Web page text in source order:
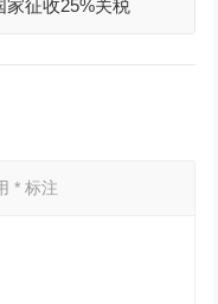
家征收25%关税
* 标注